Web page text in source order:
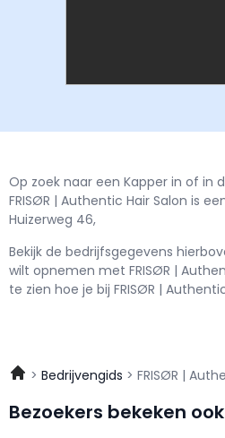
Op zoek naar een Kapper in of in
FRISØR | Authentic Hair Salon is
Huizerweg 46,
Bekijk de bedrijfsgegevens
wilt opnemen met FRISØR |
te zien hoe je bij FRISØR |
Bedrijvengids FRISØR |
Bezoekers bekeken ook